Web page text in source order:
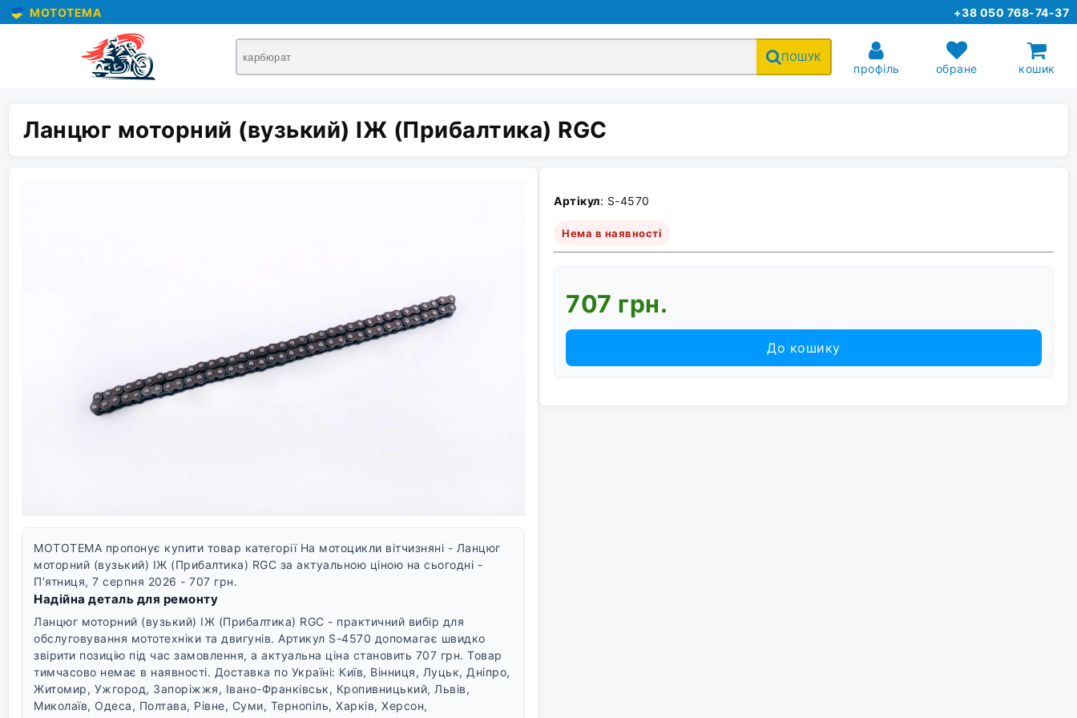
MOTOTEMA +38 050 768-74-37
ПОШУК
профіль обране кошик
Ланцюг моторний (вузький) ІЖ (Прибалтика) RGC
MOTOTEMA пропонує купити товар категорії На мотоцикли вітчизняні - Ланцюг
моторний (вузький) ІЖ (Прибалтика) RGC за актуальною ціною на сьогодні -
П’ятниця, 7 серпня 2026 - 707 грн.
Надійна деталь для ремонту
Ланцюг моторний (вузький) ІЖ (Прибалтика) RGC - практичний вибір для
обслуговування мототехніки та двигунів. Артикул S-4570 допомагає швидко
звірити позицію під час замовлення, а актуальна ціна становить 707 грн. Товар
тимчасово немає в наявності. Доставка по Україні: Київ, Вінниця, Луцьк, Дніпро,
Житомир, Ужгород, Запоріжжя, Івано-Франківськ, Кропивницький, Львів,
Миколаїв, Одеса, Полтава, Рівне, Суми, Тернопіль, Харків, Херсон,
Артікул: S-4570
Нема в наявності
707 грн.
До кошику